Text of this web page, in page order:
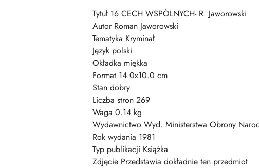
Tytuł 16 CECH WSPÓLNYCH- R. Jaworowski
Autor Roman Jaworowski
Tematyka Kryminał
Język polski
Okładka miękka
Format 14.0x10.0 cm
Stan dobry
Liczba stron 269
Waga 0.14 kg
Wydawnictwo Wyd. Ministerstwa Obrony
Rok wydania 1981
Typ publikacji Książka
Zdjęcie Przedstawia dokładnie ten przedmiot